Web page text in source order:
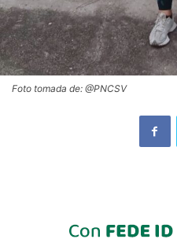
Foto tomada de: @PNCSV